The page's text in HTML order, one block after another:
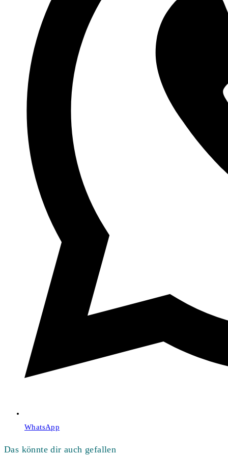
WhatsApp
Das könnte dir auch gefallen